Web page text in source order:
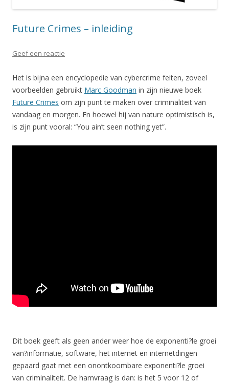
Future Crimes – inleiding
Geef een reactie
Het is bijna een encyclopedie van cybercrime feiten, zoveel
voorbeelden gebruikt Marc Goodman in zijn nieuwe boek
Future Crimes om zijn punt te maken over criminaliteit van
vandaag en morgen. En hoewel hij van nature optimistisch is,
is zijn punt vooral: “You ain’t seen nothing yet”.
Dit boek geeft als geen ander weer hoe de exponenti?le groei
van?informatie, software, het internet en internetdingen
gepaard gaat met een onontkoombare exponenti?le groei
van criminaliteit. De hamvraag is dan: is het 5 voor 12 of